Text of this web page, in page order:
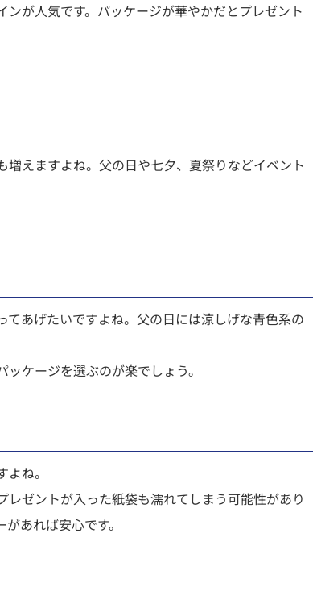
が人気です。パッケージが華やかだとプレゼント
えますよね。父の日や七夕、夏祭りなどイベント
あげたいですよね。父の日には涼しげな青色系の
ケージを選ぶのが楽でしょう。
ね。
ゼントが入った紙袋も濡れてしまう可能性があり
あれば安心です。